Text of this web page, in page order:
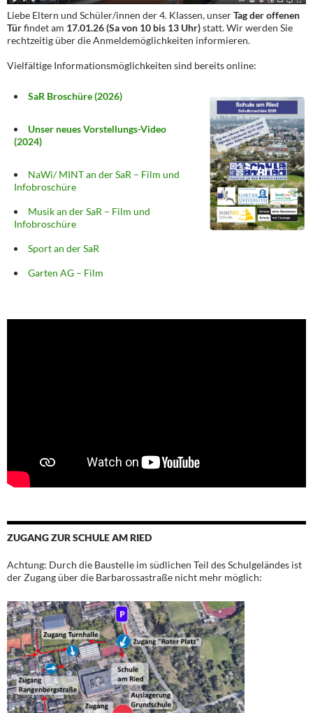
Liebe Eltern und Schüler/innen der 4. Klassen, unserTag der offenen
Türfindet am 17.01.26 (Sa von 10 bis 13 Uhr)statt. Wir werden Sie
rechtzeitig über die Anmeldemöglichkeiten informieren.
Vielfältige Informationsmöglichkeiten sind bereits online:
SaR Broschüre (2026)
Unser neues Vorstellungs-Video
(2024)
NaWi/ MINT an der SaR – Film und
Infobroschüre
Musik an der SaR – Film und
Infobroschüre
Sport an der SaR
Garten AG – Film
ZUGANG ZUR SCHULE AM RIED
Achtung: Durch die Baustelle im südlichen Teil des Schulgeländes ist
der Zugang über die Barbarossastraße nicht mehr möglich: